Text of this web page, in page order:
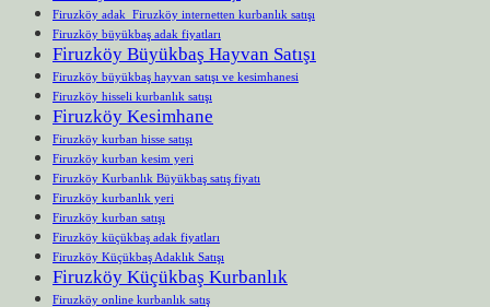
Firuzköy adak Firuzköy internetten kurbanlık satışı
Firuzköy büyükbaş adak fiyatları
Firuzköy Büyükbaş Hayvan Satışı
Firuzköy büyükbaş hayvan satışı ve kesimhanesi
Firuzköy hisseli kurbanlık satışı
Firuzköy Kesimhane
Firuzköy kurban hisse satışı
Firuzköy kurban kesim yeri
Firuzköy Kurbanlık Büyükbaş satış fiyatı
Firuzköy kurbanlık yeri
Firuzköy kurban satışı
Firuzköy küçükbaş adak fiyatları
Firuzköy Küçükbaş Adaklık Satışı
Firuzköy Küçükbaş Kurbanlık
Firuzköy online kurbanlık satış